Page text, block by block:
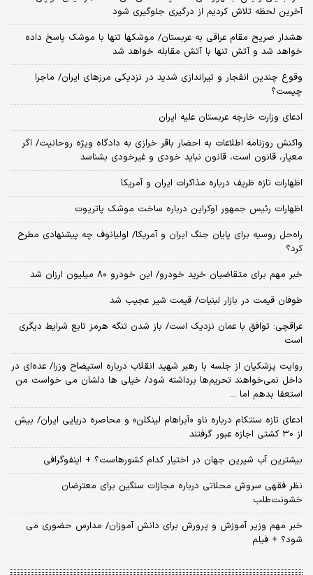
آخرین لحظه تلاش کردیم از درگیری جلوگیری شود
هشدار صریح مقام عراقی به عربستان/ موشکها تنها با موشک پاسخ داده
خواهد شد و آتش تنها با آتش مقابله خواهد شد
وقوع چندین انفجار و تیراندازی شدید در نزدیکی مرز‌های ایران/ ماجرا
چیست؟
ادعای وزارت خارجه عربستان علیه ایران
واکنش روزنامه اطلاعات به احضار باقر خرازی به دادگاه ویژه روحانیت/ اگر
معیار، قانون است، قانون نباید خودی و غیرخودی بشناسد
اظهارات تازه ظریف درباره مذاکرات ایران و آمریکا
اظهارات رئیس جمهور اوکراین درباره ساخت موشک پاتریوت
راه‌حل روسیه برای پایان جنگ ایران و آمریکا/ اولیانوف چه پیشنهادی مطرح
کرد؟
خبر مهم برای متقاضیان خرید خودرو/ این خودرو ۸۰ میلیون ارزان شد
طوفان قیمت در بازار لبنیات/ قیمت شیر عجیب شد
عراقچی: توافق با عمان نزدیک است/ باز شدن تنگه هرمز تابع شرایط دیگری
است
روایت پزشکیان از جلسه با رهبر شهید انقلاب درباره استیضاح وزرا/ عده‌ای در
داخل نمی‌خواهند تحریم‌ها برداشته شود/ خیلی ها دلشان می خواست من
استعفا بدهم اما ...
ادعای تازه سنتکام درباره ناو «آبراهام لینکلن» و محاصره دریایی ایران/ بیش
از ۳۰ کشتی اجازه عبور گرفتند
بیشترین آب شیرین جهان در اختیار کدام کشورهاست؟ + اینفوگرافی
نظر فقهی سروش محلاتی درباره مجازات سنگین برای معترضان
خشونت‌طلب
خبر مهم وزیر آموزش و پرورش برای دانش آموزان/ مدارس حضوری می
شود؟ + فیلم